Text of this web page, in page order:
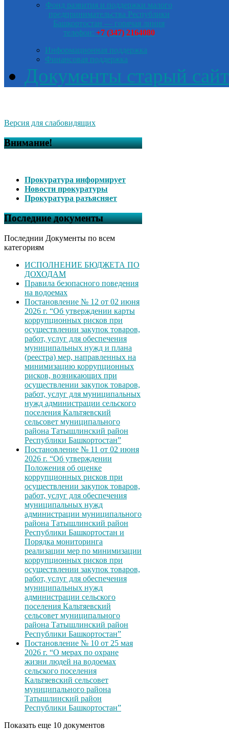
Фонд развития и поддержки малого
предпринимательства Республики
Башкортостан — горячая линия
телефон: +7 (347) 2164080
Информационная поддержка
Финансовая поддержка
Документы старый сайт
Версия для слабовидящих
Внимание!
Прокуратура информирует
Новости прокуратуры
Прокуратура разъясняет
Последние документы
Последнии Документы по всем
категориям
ИСПОЛНЕНИЕ БЮДЖЕТА ПО
ДОХОДАМ
Правила безопасного поведения
на водоемах
Постановление № 12 от 02 июня
2026 г. “Об утверждении карты
коррупционных рисков при
осуществлении закупок товаров,
работ, услуг для обеспечения
муниципальных нужд и плана
(реестра) мер, направленных на
минимизацию коррупционных
рисков, возникающих при
осуществлении закупок товаров,
работ, услуг для муниципальных
нужд администрации сельского
поселения Кальтяевский
сельсовет муниципального
района Татышлинский район
Республики Башкортостан”
Постановление № 11 от 02 июня
2026 г. “Об утверждении
Положения об оценке
коррупционных рисков при
осуществлении закупок товаров,
работ, услуг для обеспечения
муниципальных нужд
администрации муниципального
района Татышлинский район
Республики Башкортостан и
Порядка мониторинга
реализации мер по минимизации
коррупционных рисков при
осуществлении закупок товаров,
работ, услуг для обеспечения
муниципальных нужд
администрации сельского
поселения Кальтяевский
сельсовет муниципального
района Татышлинский район
Республики Башкортостан”
Постановление № 10 от 25 мая
2026 г. “О мерах по охране
жизни людей на водоемах
сельского поселения
Кальтяевский сельсовет
муниципального района
Татышлинский район
Республики Башкортостан”
Показать еще 10 документов